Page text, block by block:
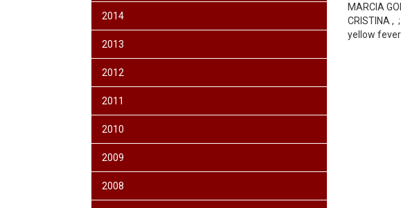
2014
2013
2012
2011
2010
2009
2008
MARCIA
CRISTINA , ;
yellow